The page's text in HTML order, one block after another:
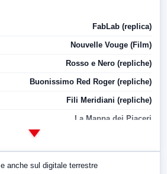
FabLab (replica)
Nouvelle Vouge (Film)
Rosso e Nero (repliche)
Buonissimo Red Roger (repliche)
Fili Meridiani (repliche)
La Mappa dei Piaceri
e anche sul digitale terrestre